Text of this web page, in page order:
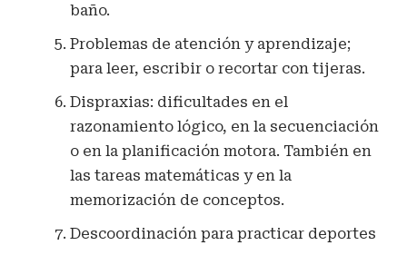
baño.
Problemas de atención y aprendizaje;
para leer, escribir o recortar con tijeras.
Dispraxias: dificultades en el
razonamiento lógico, en la secuenciación
o en la planificación motora. También en
las tareas matemáticas y en la
memorización de conceptos.
Descoordinación para practicar deportes